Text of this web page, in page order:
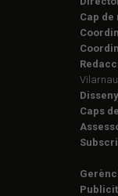
Cap
Caps